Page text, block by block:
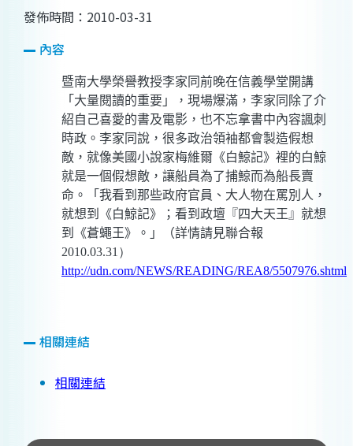
發佈時間：2010-03-31
內容
暨南大學榮譽教授李家同前晚在信義學堂開講
「大量閱讀的重要」，現場爆滿，李家同除了介
紹自己喜愛的書及電影，也不忘拿書中內容諷刺
時政。 李家同說，很多政治領袖都會製造假想
敵，就像美國小說家梅維爾《白鯨記》裡的白鯨
就是一個假想敵，讓船員為了捕鯨而為船長賣
命。「我看到那些政府官員、大人物在罵別人，
就想到《白鯨記》；看到政壇『四大天王』就想
到《蒼蠅王》。」（詳情請見聯合報
2010.03.31）
http://udn.com/NEWS/READING/REA8/5507976.shtml
相關連結
相關連結